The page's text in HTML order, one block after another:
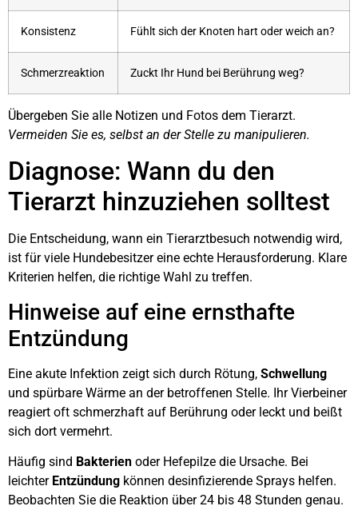
Konsistenz Fühlt sich der Knoten hart oder weich an?
Schmerzreaktion Zuckt Ihr Hund bei Berührung weg?
Übergeben Sie alle Notizen und Fotos dem Tierarzt.
Vermeiden Sie es, selbst an der Stelle zu manipulieren.
Diagnose: Wann du den
Tierarzt hinzuziehen solltest
Die Entscheidung, wann ein Tierarztbesuch notwendig wird,
ist für viele Hundebesitzer eine echte Herausforderung. Klare
Kriterien helfen, die richtige Wahl zu treffen.
Hinweise auf eine ernsthafte
Entzündung
Eine akute Infektion zeigt sich durch Rötung, Schwellung
und spürbare Wärme an der betroffenen Stelle. Ihr Vierbeiner
reagiert oft schmerzhaft auf Berührung oder leckt und beißt
sich dort vermehrt.
Häufig sind Bakterien oder Hefepilze die Ursache. Bei
leichter Entzündung können desinfizierende Sprays helfen.
Beobachten Sie die Reaktion über 24 bis 48 Stunden genau.